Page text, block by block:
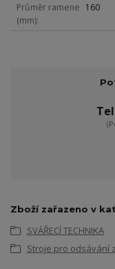
Průměr ramene
(mm)
160
Zboží zařazeno v
SVÁŘECÍ TECHNIKA
Stroje pro odsávání